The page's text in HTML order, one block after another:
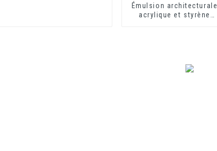
Émulsion architecturale
acrylique et styrène